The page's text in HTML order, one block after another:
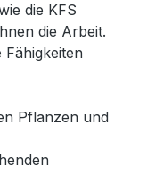
die KFS
die Arbeit.
Fähigkeiten
Pflanzen und